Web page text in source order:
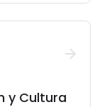
y Cultura